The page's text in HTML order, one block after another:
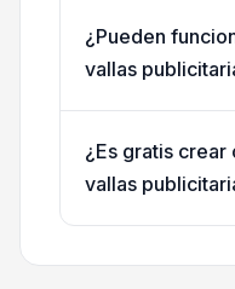
¿Pueden
vallas
¿Es gratis crear
vallas